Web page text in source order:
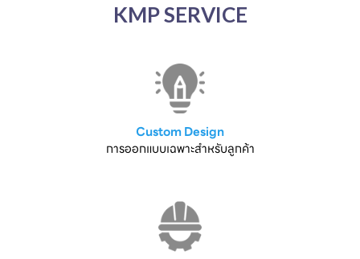
KMP SERVICE
Custom Design
การออกแบบเฉพาะสำหรับลูกค้า